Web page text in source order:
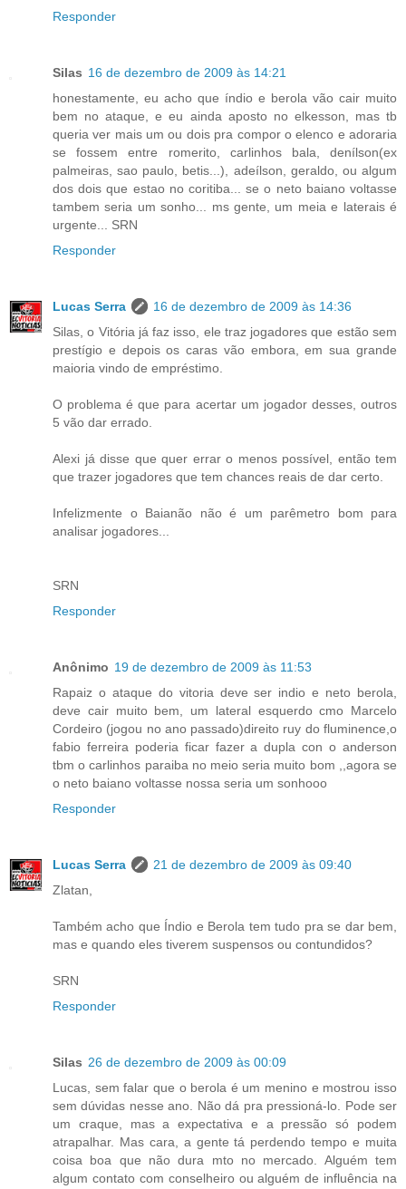
Responder
Silas 16 de dezembro de 2009 às 14:21
honestamente, eu acho que índio e berola vão cair muito
bem no ataque, e eu ainda aposto no elkesson, mas tb
queria ver mais um ou dois pra compor o elenco e adoraria
se fossem entre romerito, carlinhos bala, denílson(ex
palmeiras, sao paulo, betis...), adeílson, geraldo, ou algum
dos dois que estao no coritiba... se o neto baiano voltasse
tambem seria um sonho... ms gente, um meia e laterais é
urgente... SRN
Responder
Lucas Serra
16 de dezembro de 2009 às 14:36
Silas, o Vitória já faz isso, ele traz jogadores que estão sem
prestígio e depois os caras vão embora, em sua grande
maioria vindo de empréstimo.
O problema é que para acertar um jogador desses, outros
5 vão dar errado.
Alexi já disse que quer errar o menos possível, então tem
que trazer jogadores que tem chances reais de dar certo.
Infelizmente o Baianão não é um parêmetro bom para
analisar jogadores...
SRN
Responder
Anônimo 19 de dezembro de 2009 às 11:53
Rapaiz o ataque do vitoria deve ser indio e neto berola,
deve cair muito bem, um lateral esquerdo cmo Marcelo
Cordeiro (jogou no ano passado)direito ruy do fluminence,o
fabio ferreira poderia ficar fazer a dupla con o anderson
tbm o carlinhos paraiba no meio seria muito bom ,,agora se
o neto baiano voltasse nossa seria um sonhooo
Responder
Lucas Serra
21 de dezembro de 2009 às 09:40
Zlatan,
Também acho que Índio e Berola tem tudo pra se dar bem,
mas e quando eles tiverem suspensos ou contundidos?
SRN
Responder
Silas 26 de dezembro de 2009 às 00:09
Lucas, sem falar que o berola é um menino e mostrou isso
sem dúvidas nesse ano. Não dá pra pressioná-lo. Pode ser
um craque, mas a expectativa e a pressão só podem
atrapalhar. Mas cara, a gente tá perdendo tempo e muita
coisa boa que não dura mto no mercado. Alguém tem
algum contato com conselheiro ou alguém de influência na